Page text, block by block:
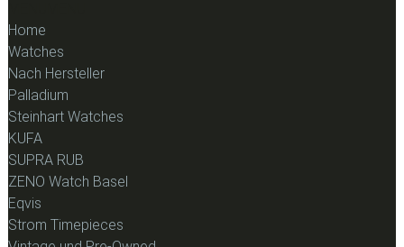
Home
Watches
Nach Hersteller
Palladium
Steinhart Watches
KUFA
SUPRA RUB
ZENO Watch Basel
Eqvis
Strom Timepieces